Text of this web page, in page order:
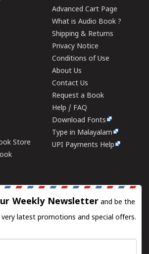
Store
Advanced Cart Page
What is Audio Book ?
Shipping & Returns
Privacy Notice
Conditions of Use
About Us
Contact Us
Request a Book
Help / FAQ
Download Fonts
Type in Malayalam
UPI Payments Help
Weekly Newsletter and be the
latest promotions and special offers.